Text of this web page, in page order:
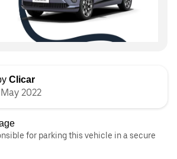
Clicar
2022
for parking this vehicle in a secure